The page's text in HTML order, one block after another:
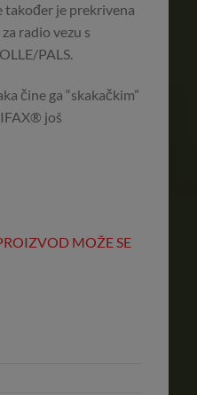
je prekrivena
radio vezu s
PALS.
čine ga “skakačkim”
još
MOŽE SE